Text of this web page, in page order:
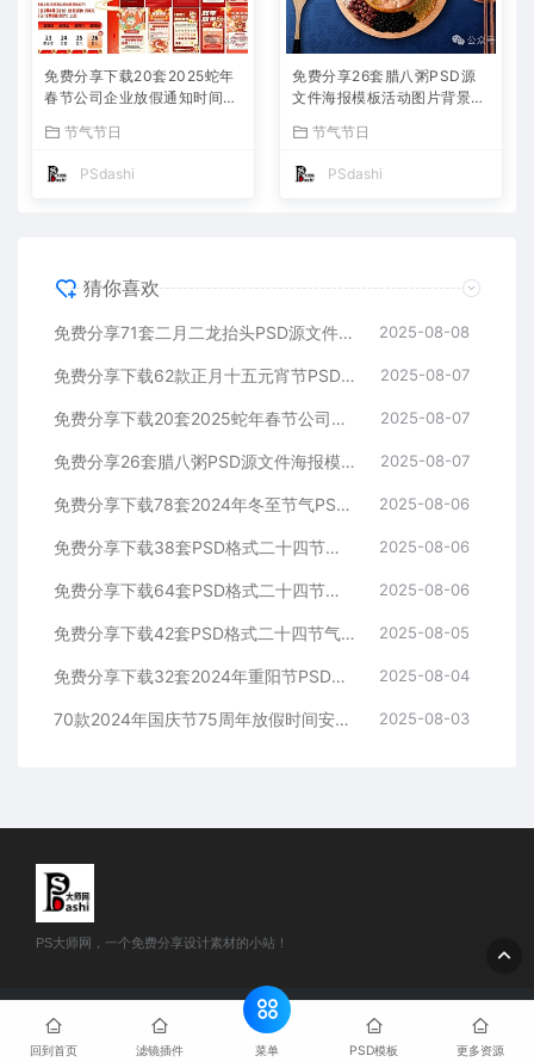
免费分享下载20套2025蛇年
春节公司企业放假通知时间安
S大师网公司企业朋友圈节日
宣传背景分层图片
节气节日
PSdashi
免费分享26套腊八粥PSD源
文件海报模板活动图片背景壁
S大师网高清合集中国传统节
日平面设计宣传插国风画
节气节日
PSdashi
猜你喜欢
免费分享71套二月二龙抬头PSD源文件海报模板活动图片背景壁纸素材公司企业朋友圈广告PS大师网高清合集中国传统节日平面设计宣传 2025-08-08
免费分享下载62款正月十五元宵节PSD海报模板源文件花灯活动图片2025蛇年节日节庆春节氛围喜庆背景设计素材公司企业朋友圈吃汤圆 2025-08-07
免费分享下载20套2025蛇年春节公司企业放假通知时间安排海报模板PSD源文件素材PS大师网公司企业朋友圈节日宣传背景分层图片 2025-08-07
免费分享26套腊八粥PSD源文件海报模板活动图片背景壁纸素材公司企业朋友圈广告PS大师网高清合集中国传统节日平面设计宣传插国风画 2025-08-07
免费分享下载78套2024年冬至节气PSD源文件模板幼儿园小学校公司企业朋友圈海报宣传24平面设计师素材打包合集活动图片插画图片 2025-08-06
免费分享下载38套PSD格式二十四节气海报模板大雪素材源文件24PS大师网图片平面设计中国传统节日资源公司高清朋友圈营销电商宣传 2025-08-06
免费分享下载64套PSD格式二十四节气海报模板小雪素材源文件24PS大师网图片平面设计中国传统节日资源整套高清朋友圈营销电商宣传 2025-08-06
免费分享下载42套PSD格式二十四节气海报模板霜降素材源文件24PS大师网图片平面设计中国传统节日资源整套高清朋友圈营销电商宣传 2025-08-05
免费分享下载32套2024年重阳节PSD源文件模板可编辑幼儿园小学学校公司企业朋友圈海报宣传PS大师网平面设计师素材打包合集图片 2025-08-04
70款2024年国庆节75周年放假时间安排通知PSD海报模版素材免费分享下载PS大师网公司企业朋友圈节日宣传背景图片分层源文件 2025-08-03
PS大师网，一个免费分享设计素材的小站！
© 2024 PS大师网 - www.psdashi.com All rights reserved
网站地
豫公网安备41110002000302号 豫ICP备2024047263号-1
回到首页 滤镜插件 菜单 PSD模板 更多资源